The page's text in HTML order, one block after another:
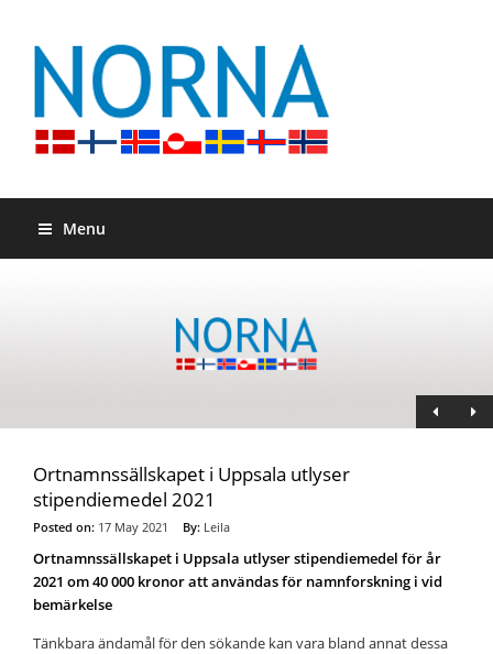
Menu
Ortnamnssällskapet i Uppsala utlyser
stipendiemedel 2021
Posted on: 17 May 2021 By: Leila
Ortnamnssällskapet i Uppsala utlyser stipendiemedel för år
2021 om 40 000 kronor att användas för namnforskning i vid
bemärkelse
Tänkbara ändamål för den sökande kan vara bland annat dessa